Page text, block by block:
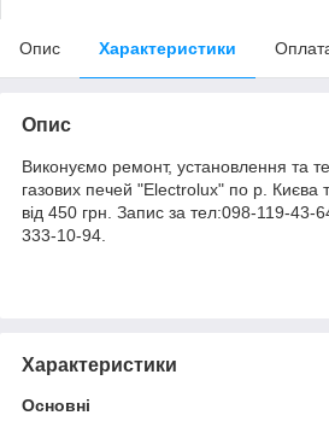
Опис Характеристики
Опис
Виконуємо ремонт, установлення та
газових печей "Electrolux" по р. Києва
від 450 грн. Запис за тел:098-119-
333-10-94.
Характеристики
Основні